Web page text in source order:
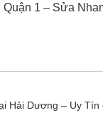
1 – Sửa
Hải Dương – Uy